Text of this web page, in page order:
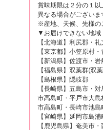
賞味期限は２分の１
異なる場合がございま
※産地、天候、先様の
▼お届けできない地域
【北海道】利尻郡・礼
【東京都】小笠原村
【新潟県】佐渡市・
【福島県】双葉群(双
【島根県】隠岐郡
【長崎県】五島市・
市高島町・平戸市大
市高島町・長崎市池
【宮崎県】延岡市島浦
【鹿児島県】奄美市